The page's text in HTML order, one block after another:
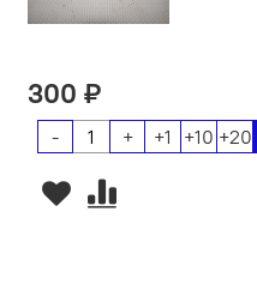
300 ₽
- + +1 +10 +20